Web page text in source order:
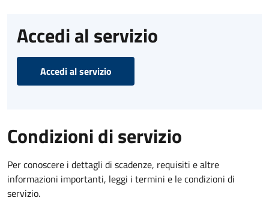
Accedi al servizio
Accedi al servizio
Condizioni di servizio
Per conoscere i dettagli di scadenze, requisiti e altre
informazioni importanti, leggi i termini e le condizioni di
servizio.